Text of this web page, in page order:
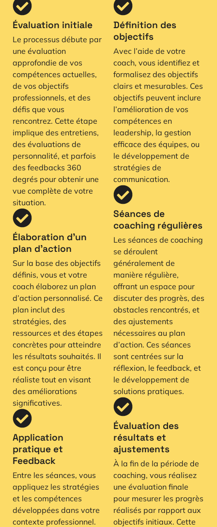
Évaluation initiale
Le processus débute par
une évaluation
approfondie de vos
compétences actuelles,
de vos objectifs
professionnels, et des
défis que vous
rencontrez. Cette étape
implique des entretiens,
des évaluations de
personnalité, et parfois
des feedbacks 360
degrés pour obtenir une
vue complète de votre
situation.
Élaboration d’un
plan d’action
Sur la base des objectifs
définis, vous et votre
coach élaborez un plan
d’action personnalisé. Ce
plan inclut des
stratégies, des
ressources et des étapes
concrètes pour atteindre
les résultats souhaités. Il
est conçu pour être
réaliste tout en visant
des améliorations
significatives.
Application
pratique et
Feedback
Entre les séances, vous
appliquez les stratégies
et les compétences
développées dans votre
contexte professionnel.
Définition des
objectifs
Avec l’aide de votre
coach, vous identifiez et
formalisez des objectifs
clairs et mesurables. Ces
objectifs peuvent inclure
l’amélioration de vos
compétences en
leadership, la gestion
efficace des équipes, ou
le développement de
stratégies de
communication.
Séances de
coaching régulières
Les séances de coaching
se déroulent
généralement de
manière régulière,
offrant un espace pour
discuter des progrès, des
obstacles rencontrés, et
des ajustements
nécessaires au plan
d’action. Ces séances
sont centrées sur la
réflexion, le feedback, et
le développement de
solutions pratiques.
Évaluation des
résultats et
ajustements
À la fin de la période de
coaching, vous réalisez
une évaluation finale
pour mesurer les progrès
réalisés par rapport aux
objectifs initiaux. Cette